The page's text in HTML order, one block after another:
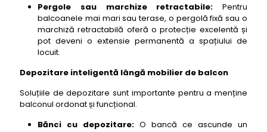
Pergole sau marchize retractabile: Pentru
balcoanele mai mari sau terase, o pergolă fixă sau o
marchiză retractabilă oferă o protecție excelentă și
pot deveni o extensie permanentă a spațiului de
locuit.
Depozitare inteligentă lângă mobilier de balcon
Soluțiile de depozitare sunt importante pentru a menține
balconul ordonat și funcțional.
Bănci cu depozitare: O bancă ce ascunde un